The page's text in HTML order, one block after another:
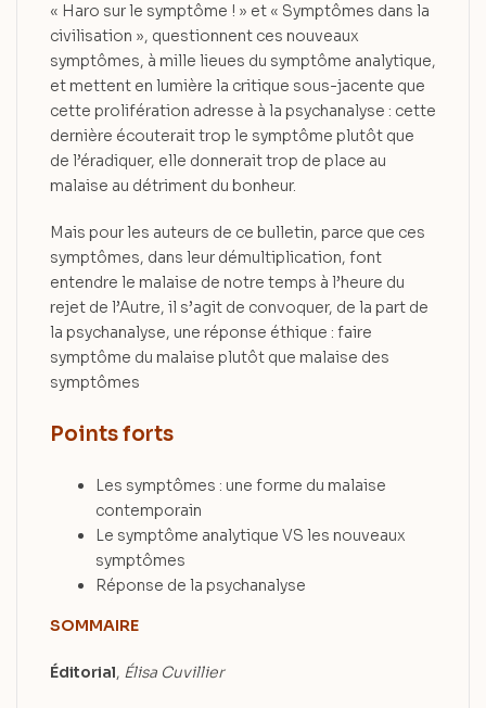
« Haro sur le symptôme ! » et « Symptômes dans la
civilisation », questionnent ces nouveaux
symptômes, à mille lieues du symptôme analytique,
et mettent en lumière la critique sous-jacente que
cette prolifération adresse à la psychanalyse : cette
dernière écouterait trop le symptôme plutôt que
de l’éradiquer, elle donnerait trop de place au
malaise au détriment du bonheur.
Mais pour les auteurs de ce bulletin, parce que ces
symptômes, dans leur démultiplication, font
entendre le malaise de notre temps à l’heure du
rejet de l’Autre, il s’agit de convoquer, de la part de
la psychanalyse, une réponse éthique : faire
symptôme du malaise plutôt que malaise des
symptômes
Points forts
Les symptômes : une forme du malaise
contemporain
Le symptôme analytique VS les nouveaux
symptômes
Réponse de la psychanalyse
SOMMAIRE
Éditorial, Élisa Cuvillier